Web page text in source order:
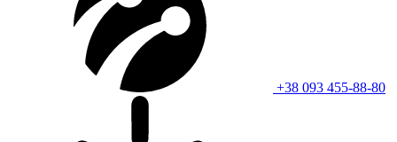
+38 093 455-88-80